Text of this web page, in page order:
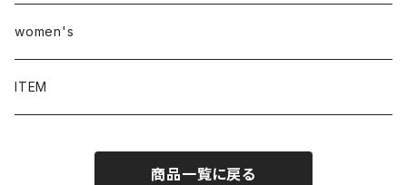
women's
ITEM
商品一覧に戻る